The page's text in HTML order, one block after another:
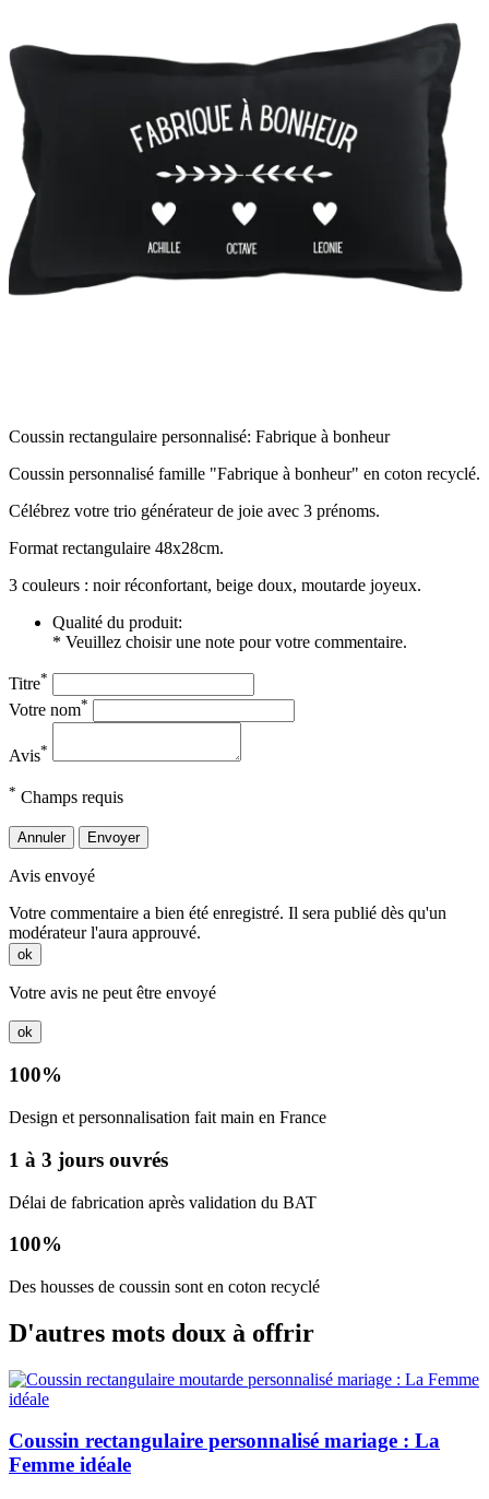
Coussin rectangulaire personnalisé: Fabrique à bonheur
Coussin personnalisé famille "Fabrique à bonheur" en coton recyclé.
Célébrez votre trio générateur de joie avec 3 prénoms.
Format rectangulaire 48x28cm.
3 couleurs : noir réconfortant, beige doux, moutarde joyeux.
Qualité du produit:
* Veuillez choisir une note pour votre commentaire.
Titre*
Votre nom*
Avis*
* Champs requis
Annuler Envoyer
Avis envoyé
Votre commentaire a bien été enregistré. Il sera publié dès qu'un
modérateur l'aura approuvé.
ok
Votre avis ne peut être envoyé
ok
100%
Design et personnalisation fait main en France
1 à 3 jours ouvrés
Délai de fabrication après validation du BAT
100%
Des housses de coussin sont en coton recyclé
D'autres mots doux à offrir
Coussin rectangulaire personnalisé mariage : La
Femme idéale